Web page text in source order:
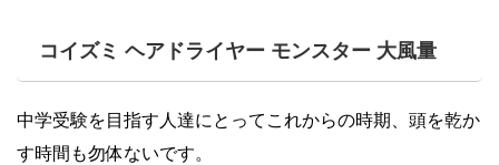
コイズミ ヘアドライヤー モンスター 大風量
中学受験を目指す人達にとってこれからの時期、頭を乾か
す時間も勿体ないです。